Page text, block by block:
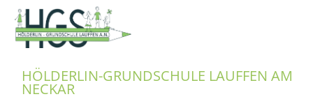
HÖLDERLIN-GRUNDSCHULE LAUFFEN AM
NECKAR